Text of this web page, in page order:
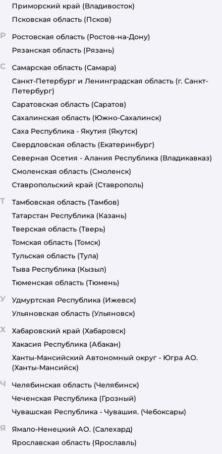
Приморский край (Владивосток)
Псковская область (Псков)
Р Ростовская область (Ростов-на-Дону)
Рязанская область (Рязань)
С Самарская область (Самара)
Санкт-Петербург и Ленинградская область (г. Санкт-
Петербург)
Саратовская область (Саратов)
Сахалинская область (Южно-Сахалинск)
Саха Республика - Якутия (Якутск)
Свердловская область (Екатеринбург)
Северная Осетия - Алания Республика (Владикавказ)
Смоленская область (Смоленск)
Ставропольский край (Ставрополь)
Т Тамбовская область (Тамбов)
Татарстан Республика (Казань)
Тверская область (Тверь)
Томская область (Томск)
Тульская область (Тула)
Тыва Республика (Кызыл)
Тюменская область (Тюмень)
У Удмуртская Республика (Ижевск)
Ульяновская область (Ульяновск)
Х Хабаровский край (Хабаровск)
Хакасия Республика (Абакан)
Ханты-Мансийский Автономный округ - Югра АО.
(Ханты-Мансийск)
Ч Челябинская область (Челябинск)
Чеченская Республика (Грозный)
Чувашская Республика - Чувашия. (Чебоксары)
Я Ямало-Ненецкий АО. (Салехард)
Ярославская область (Ярославль)